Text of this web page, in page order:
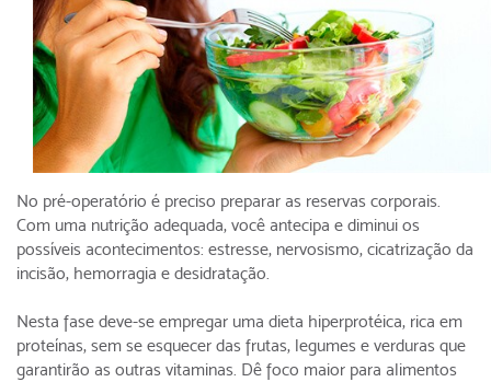
No pré-operatório é preciso preparar as reservas corporais.
Com uma nutrição adequada, você antecipa e diminui os
possíveis acontecimentos: estresse, nervosismo, cicatrização da
incisão, hemorragia e desidratação.
Nesta fase deve-se empregar uma dieta hiperprotéica, rica em
proteínas, sem se esquecer das frutas, legumes e verduras que
garantirão as outras vitaminas. Dê foco maior para alimentos